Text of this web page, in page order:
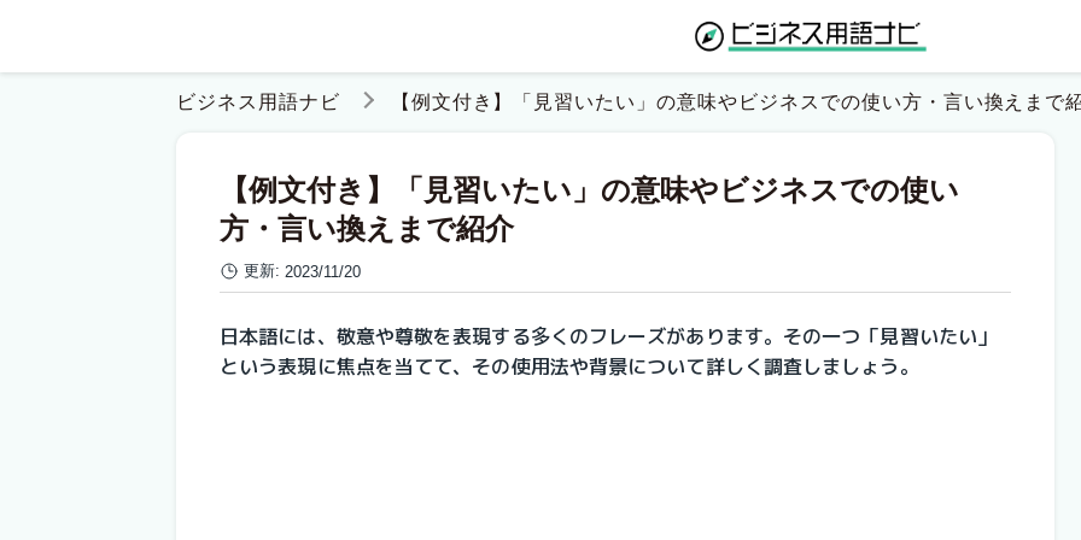
ビジネス用語ナビ 【例文付き】「見習いたい」の意味やビジネスでの使い方・言い換えまで
【例文付き】「見習いたい」の意味やビジネスでの使い
方・言い換えまで紹介
更新: 2023/11/20
日本語には、敬意や尊敬を表現する多くのフレーズがあります。その一つ「見習いたい」
という表現に焦点を当てて、その使用法や背景について詳しく調査しましょう。